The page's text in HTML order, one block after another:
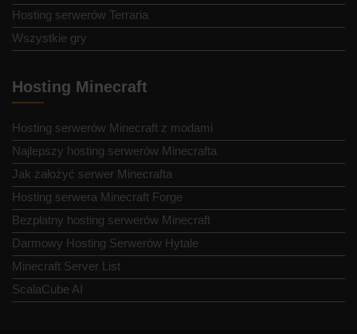
Hosting serwerów Terraria
Wszystkie gry
Hosting Minecraft
Hosting serwerów Minecraft z modami
Najlepszy hosting serwerów Minecrafta
Jak założyć serwer Minecrafta
Hosting serwera Minecraft Forge
Bezpłatny hosting serwerów Minecraft
Darmowy Hosting Serwerów Hytale
Minecraft Server List
ScalaCube AI